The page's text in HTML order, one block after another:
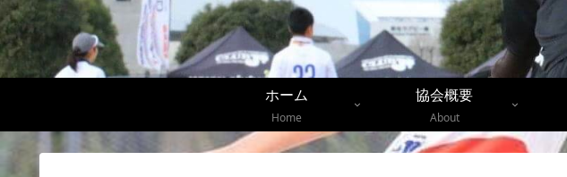
ホーム
Home
協会概要
About